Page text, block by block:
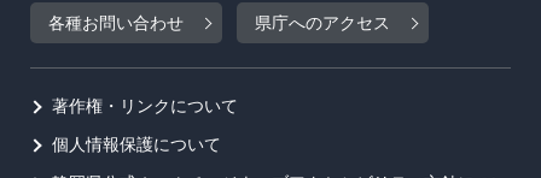
各種お問い合わせ 県庁へのアクセス
著作権・リンクについて
個人情報保護について